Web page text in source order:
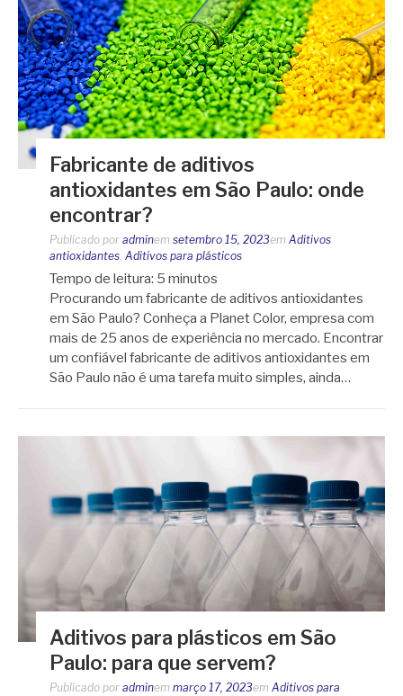
Fabricante de aditivos
antioxidantes em São Paulo: onde
encontrar?
Publicado por adminem setembro 15, 2023em Aditivos
antioxidantes, Aditivos para plásticos
Tempo de leitura: 5 minutos
Procurando um fabricante de aditivos antioxidantes
em São Paulo? Conheça a Planet Color, empresa com
mais de 25 anos de experiência no mercado. Encontrar
um confiável fabricante de aditivos antioxidantes em
São Paulo não é uma tarefa muito simples, ainda…
Aditivos para plásticos em São
Paulo: para que servem?
Publicado por adminem março 17, 2023em Aditivos para